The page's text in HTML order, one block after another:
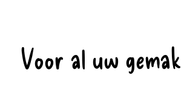
Voor al uw gemak